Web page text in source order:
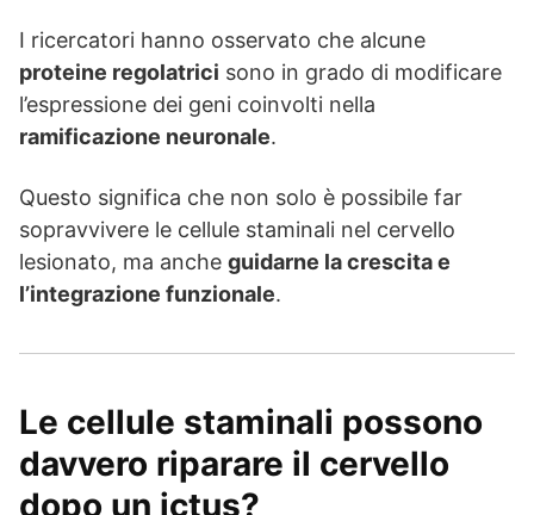
I ricercatori hanno osservato che alcune
proteine regolatrici sono in grado di modificare
l’espressione dei geni coinvolti nella
ramificazione neuronale.
Questo significa che non solo è possibile far
sopravvivere le cellule staminali nel cervello
lesionato, ma anche guidarne la crescita e
l’integrazione funzionale.
Le cellule staminali possono
davvero riparare il cervello
dopo un ictus?